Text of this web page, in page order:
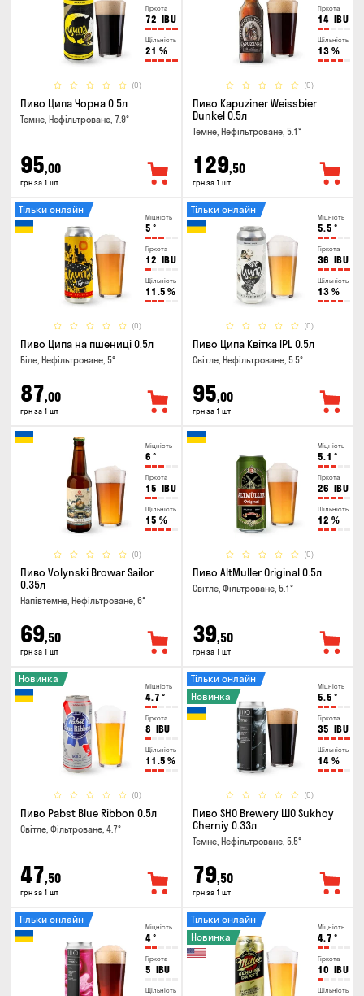
Гіркота
72 IBU
Щільність
21 %
(0)
Пиво Ципа Чорна 0.5л
Темне, Нефільтроване, 7.9°
95,00
грн за 1 шт
Гіркота
14 IBU
Щільність
13 %
(0)
Пиво Kapuziner Weissbier
Dunkel 0.5л
Темне, Нефільтроване, 5.1°
129,50
грн за 1 шт
Міцність
5 °
Гіркота
12 IBU
Щільність
11.5 %
(0)
Тільки онлайн
Пиво Ципа на пшениці 0.5л
Біле, Нефільтроване, 5°
87,00
грн за 1 шт
Міцність
5.5 °
Гіркота
36 IBU
Щільність
13 %
(0)
Тільки онлайн
Пиво Ципа Квітка IPL 0.5л
Світле, Нефільтроване, 5.5°
95,00
грн за 1 шт
Міцність
6 °
Гіркота
15 IBU
Щільність
15 %
(0)
Пиво Volynski Browar Sailor
0.35л
Напівтемне, Нефільтроване, 6°
69,50
грн за 1 шт
Міцність
5.1 °
Гіркота
26 IBU
Щільність
12 %
(0)
Пиво AltMuller Original 0.5л
Світле, Фільтроване, 5.1°
39,50
грн за 1 шт
Міцність
4.7 °
Гіркота
8 IBU
Щільність
11.5 %
(0)
Новинка
Пиво Pabst Blue Ribbon 0.5л
Світле, Фільтроване, 4.7°
47,50
грн за 1 шт
Міцність
5.5 °
Гіркота
35 IBU
Щільність
14 %
(0)
Тільки онлайн
Новинка
Пиво SHO Brewery ШО Sukhoy
Cherniy 0.33л
Темне, Нефільтроване, 5.5°
79,50
грн за 1 шт
Міцність
4°
Гіркота
5 IBU
Щільність
Тільки онлайн
Міцність
4.7 °
Гіркота
10 IBU
Щільність
Тільки онлайн
Новинка